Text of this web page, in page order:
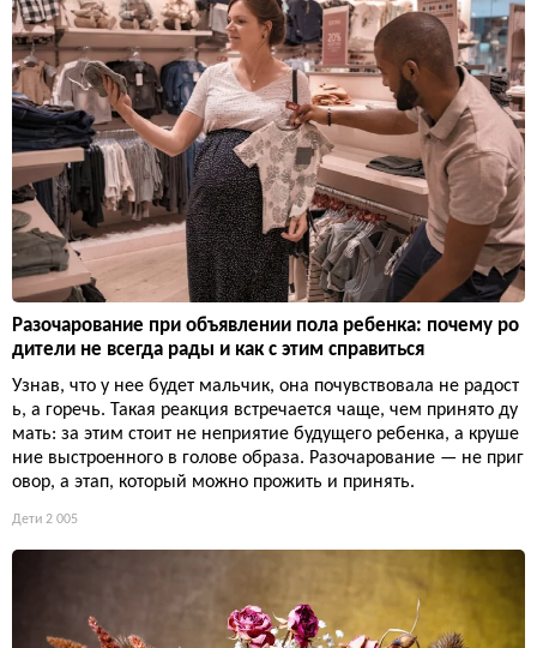
Разочарование при объявлении пола ребенка: почему ро
дители не всегда рады и как с этим справиться
Узнав, что у нее будет мальчик, она почувствовала не радост
ь, а горечь. Такая реакция встречается чаще, чем принято ду
мать: за этим стоит не неприятие будущего ребенка, а круше
ние выстроенного в голове образа. Разочарование — не приг
овор, а этап, который можно прожить и принять.
Дети 2 005